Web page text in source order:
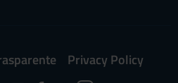
Privacy Policy